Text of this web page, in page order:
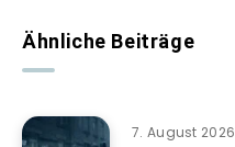
Ähnliche Beiträge
7. August 2026